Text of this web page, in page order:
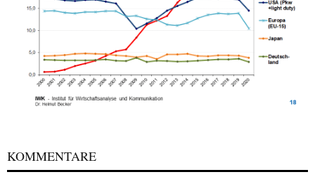
KOMMENTARE